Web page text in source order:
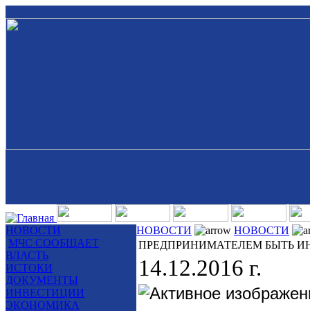
НОВОСТИ
МЧС СООБЩАЕТ
ВЛАСТЬ
ИСТОКИ
ДОКУМЕНТЫ
ИНВЕСТИЦИИ
ЭКОНОМИКА
НОВОСТИ
НОВОСТИ
ПРЕДПРИНИМАТЕЛЕМ БЫТЬ
14.12.2016 г.